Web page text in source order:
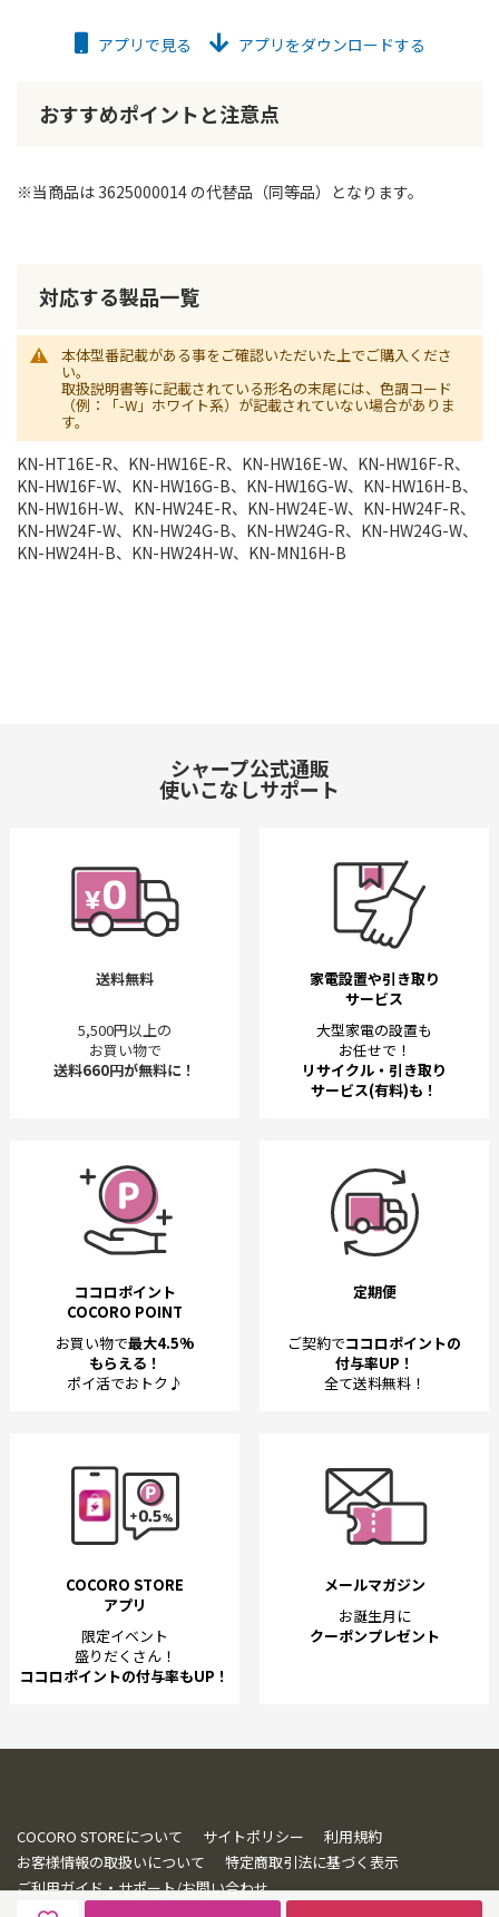
アプリで見る アプリをダウンロードする
おすすめポイントと注意点
※当商品は 3625000014 の代替品（同等品）となります。
対応する製品一覧
本体型番記載がある事をご確認いただいた上でご購入くださ
い。
取扱説明書等に記載されている形名の末尾には、色調コード
（例：「-W」ホワイト系）が記載されていない場合がありま
す。
KN-HT16E-R、KN-HW16E-R、KN-HW16E-W、KN-HW16F-R、
KN-HW16F-W、KN-HW16G-B、KN-HW16G-W、KN-HW16H-B、
KN-HW16H-W、KN-HW24E-R、KN-HW24E-W、KN-HW24F-R、
KN-HW24F-W、KN-HW24G-B、KN-HW24G-R、KN-HW24G-W、
KN-HW24H-B、KN-HW24H-W、KN-MN16H-B
シャープ公式通販
使いこなしサポート
送料無料
5,500円以上の
お買い物で
送料660円が無料に！
家電設置や引き取り
サービス
大型家電の設置も
お任せで！
リサイクル・引き取り
サービス(有料)も！
ココロポイント
COCORO POINT
お買い物で最大4.5%
もらえる！
ポイ活でおトク♪
定期便
ご契約でココロポイントの
付与率UP！
全て送料無料！
COCORO STORE
アプリ
限定イベント
盛りだくさん！
ココロポイントの付与率もUP！
メールマガジン
お誕生月に
クーポンプレゼント
COCORO STOREについて サイトポリシー
利用規約
お客様情報の取扱いについて
特定商取引法に基づく表示
ご利用ガイド・サポート/お問い合わせ